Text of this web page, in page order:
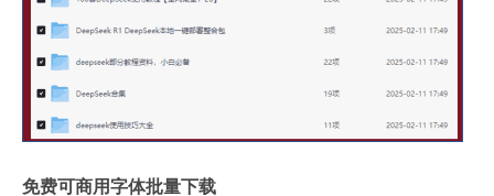
免费可商用字体批量下载